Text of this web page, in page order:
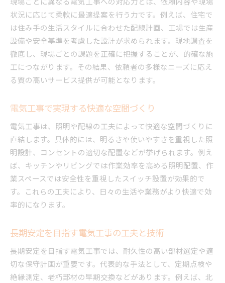
状況に応じて柔軟に最適提案を行う力です。例えば、住宅で
は住み手の生活スタイルに合わせた配線計画、工場では生産
設備や安全基準を考慮した設計が求められます。現地調査を
徹底し、現場ごとの課題を正確に把握することが、的確な施
工につながります。その結果、依頼者の多様なニーズに応え
る質の高いサービス提供が可能となります。
電気工事で実現する快適な空間づくり
電気工事は、照明や配線の工夫によって快適な空間づくりに
直結します。具体的には、明るさや使いやすさを重視した照
明設計、コンセントの適切な配置などが挙げられます。例え
ば、キッチンやリビングでは作業効率を高める照明配置、作
業スペースでは安全性を重視したスイッチ設置が効果的で
す。これらの工夫により、日々の生活や業務がより快適で効
率的になります。
長期安定を目指す電気工事の工夫と技術
長期安定を目指す電気工事では、耐久性の高い部材選定や適
切な保守計画が重要です。代表的な手法として、定期点検や
絶縁測定、老朽部材の早期交換などがあります。例えば、北